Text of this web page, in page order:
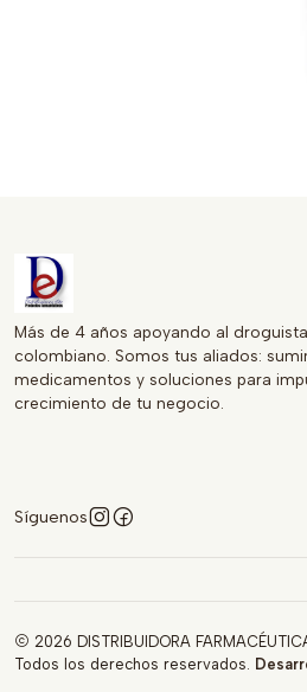
Más de 4 años apoyando al droguista
colombiano. Somos tus aliados:
medicamentos y soluciones para
crecimiento de tu negocio.
Síguenos
2026 DISTRIBUIDORA
Todos los derechos reservados.